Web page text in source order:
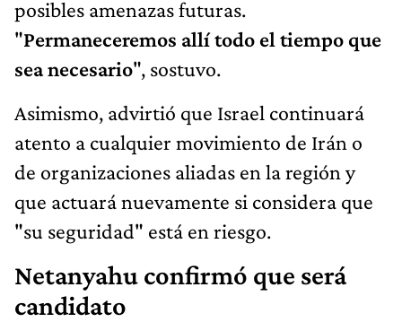
posibles amenazas futuras.
"Permaneceremos allí todo el tiempo que
sea necesario", sostuvo.
Asimismo, advirtió que Israel continuará
atento a cualquier movimiento de Irán o
de organizaciones aliadas en la región y
que actuará nuevamente si considera que
"su seguridad" está en riesgo.
Netanyahu confirmó que será
candidato